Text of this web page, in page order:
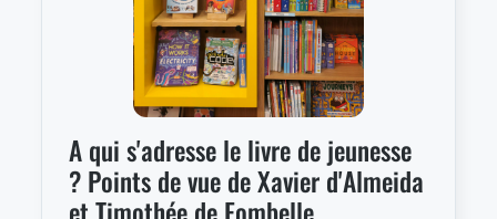
A qui s'adresse le livre de jeunesse
? Points de vue de Xavier d'Almeida
et Timothée de Fombelle